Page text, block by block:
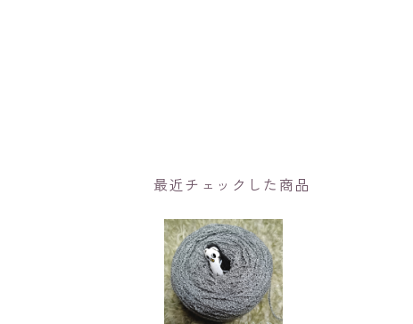
最近チェックした商品